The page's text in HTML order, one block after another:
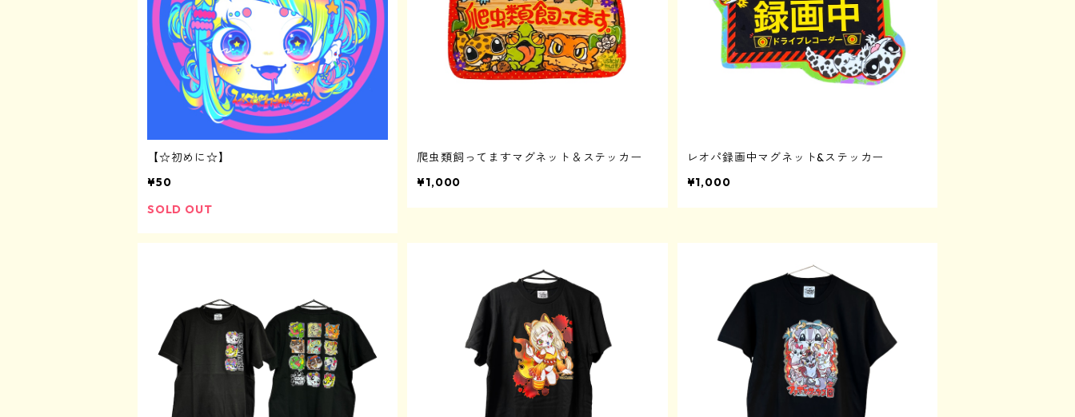
3Dプリンターグッズ
アクリルグッズ
3Dプリンターグッズ
3Dプリンターグッズ
アクリルグッズ
缶バッジ
その他
アクリルキーホルダー
アクリルスタンド
アクリルブロック
3Dプリンターグッズ
【☆初めに☆】
¥50
SOLD OUT
爬虫類飼ってますマグネット＆ステッカー
¥1,000
レオパ録画中マグネット&ステッカー
¥1,000